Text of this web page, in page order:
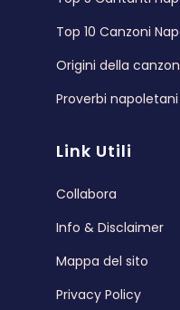
Top 10 Canzoni
Origini della
Proverbi napoletani
Link Utili
Collabora
Info & Disclaimer
Mappa del sito
Privacy Policy